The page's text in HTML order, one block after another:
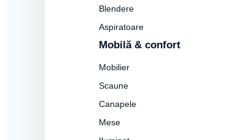
Blendere
Aspiratoare
Mobilă & confort
Mobilier
Scaune
Canapele
Mese